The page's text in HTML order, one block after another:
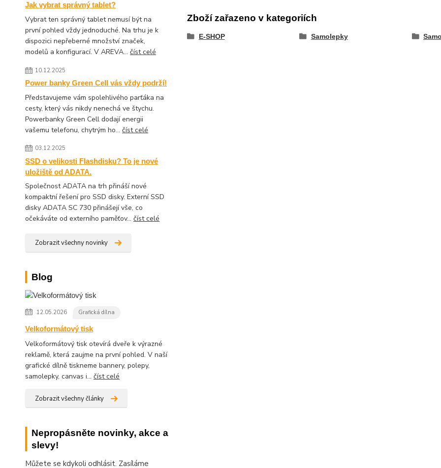
Jak vybrat správný tablet?
Vybrat ten správný tablet nemusí být na
první pohled vždy jednoduché. Na trhu je k
dispozici nepřeberné množství značek,
modelů a konfigurací. V AREVA...číst celé
10.12.2025
Power banky Green Cell vás vždy podrží!
Představujeme vám spolehlivého parťáka na
cesty, který vás nikdy nenechá ve štychu.
Powerbanky Green Cell dodají energii
vašemu telefonu, chytrým ho...číst celé
03.12.2025
SSD o velikosti Flashdisku? To je nové
uložiště od ADATA.
Společnost ADATA na trh přináší nové
kompaktní řešení pro SSD disky. Externí SSD
disky ADATA SC 730 přinášejí vše, co
očekáváte od externího paměťov...číst celé
Zobrazit všechny novinky
Blog
12.05.2026 Grafická dílna
Velkoformátový tisk
Velkoformátový tisk otevírá dveře k výrazné
reklamě, která zaujme na první pohled. V naší
grafické dílně tiskneme bannery, polepy,
samolepky, canvas i...číst celé
Zobrazit všechny články
Nepropásněte novinky, akce a
slevy!
Můžete se kdykoli odhlásit. Zasíláme
Zboží zařazeno v kategoriích
E-SHOP Samolepky